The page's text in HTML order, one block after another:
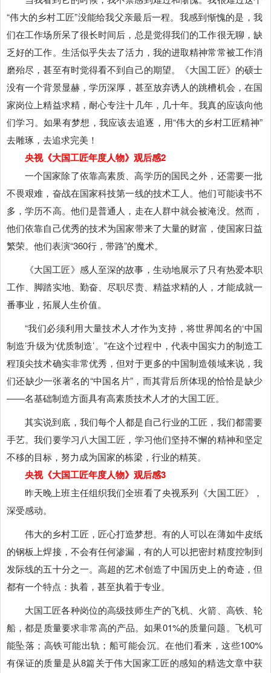
“伟大的乡村工匠”没能给我父亲最后一程。我感到惭愧的是，我
们在工作场所呆了很长时间后，总是觉得我们的工作很无聊，缺
乏好的工作。生活似乎失去了活力，我的进取精神常常被工作消
磨殆尽，甚至有时觉得看不到自己的期望。《大国工匠》的硕士
没有一个背景显赫，学历深厚，甚至放弃诱人的跳槽机会，在国
家岗位上精益求精，耐心专注十几年，几十年。我真的应该向他
们学习。如果有梦想，我应该去追逐，用“伟大的乡村工匠精神”
去雕琢，去追求完美！
央视《大国工匠年度人物》观后感2
一个国家除了依靠高素质、高学历的国民之外，还需要一批
不畏艰难，奋战在国家科技第一线的技术工人。他们可能读书不
多，学历不高。他们是普通人，走在人群中就会被淹没。然而，
他们依靠自己优秀的技术为国家带来了大量的财富，使国家日益
繁荣。他们表演“360行，带路”的魔术。
《大国工匠》感人至深的故事，生动地展示了只有热爱本职
工作、脚踏实地、勤奋、尽职尽责、精益求精的人，才能成就一
番事业，拓展人生价值。
“我们必须利用大量技术人才作为支持，将世界闻名的‘中国
制造’升级为‘优质制造’。”在这个过程中，代表中国实力的制造工
程顶尖技术确实非常优秀，但对于更多的中国制造领域来说，我
们还缺少一张著名的“中国名片”，而其背后所体现的恰恰是缺少
――名基础制造方面具有高素质技术人才的大国工匠。
其实说到底，我们每个人都是自己行业的工匠，我们都需要
手艺。我们要学习八大国工匠，学习他们坚持不懈的精神和坚定
不移的目标，努力成为国家的栋梁，行业的精英。
央视《大国工匠年度人物》观后感3
昨天晚上班主任组织我们全班看了央视系列《大国工匠》，
深受感动。
伟大的乡村工匠，匠心打造梦想。有的人可以在薄如牛皮纸
的钢板上焊接，不会有任何渗漏，有的人可以把密封精度控制到
发际线的五十分之一。高超的艺术创造了中国历史上的奇迹，但
都有一个特点：执着，甚至执着于专业。
大国工匠各种岗位的高级技师生产的飞机、火箭、高铁、轮
船，都是质量要求非常高的产品。如果01%的质量问题。飞机可
能坠落；高铁可能出轨；船可能会沉。在他们看来，这些100%
有保证的质量是从8篇关于伟大国家工匠的感知的精选文章中获